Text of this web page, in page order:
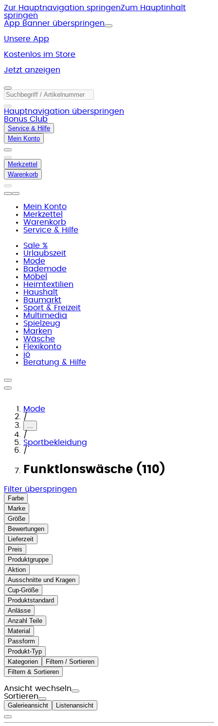
Zur Hauptnavigation springenZum Hauptinhalt
springen
App Banner überspringen
Unsere App
Kostenlos im Store
Jetzt anzeigen
Hauptnavigation überspringen
Bonus Club
Service & Hilfe
Mein Konto
Merkzettel
Warenkorb
Mein Konto
Merkzettel
Warenkorb
Service & Hilfe
Sale %
Urlaubszeit
Mode
Bademode
Möbel
Heimtextilien
Haushalt
Baumarkt
Sport & Freizeit
Multimedia
Spielzeug
Marken
Wäsche
Flexikonto
jö
Beratung & Hilfe
Mode
/
...
/
Sportbekleidung
/
Funktionswäsche (110)
Filter überspringen
Farbe
Marke
Größe
Bewertungen
Lieferzeit
Preis
Produktgruppe
Aktion
Ausschnitte und Kragen
Cup-Größe
Produktstandard
Anlässe
Anzahl Teile
Material
Passform
Produkt-Typ
Kategorien
Filtern / Sortieren
Filtern & Sortieren
Ansicht wechseln
Sortieren
Galerieansicht Listenansicht